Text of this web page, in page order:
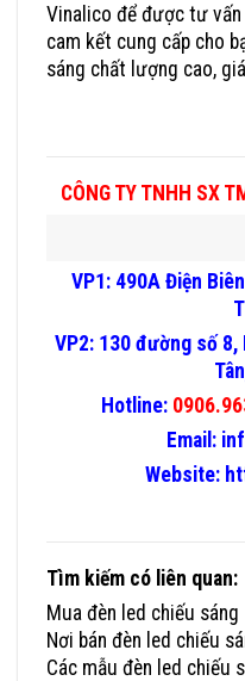
Vinalico để được tư
cam kết cung cấp cho
sáng chất lượng cao,
CÔNG TY TNHH SX
VP1: 490A Điện
VP2: 130 đường số 8,
Hotline:
Email:
Website:
Tìm kiếm có liên quan:
Mua đèn led chiếu sáng
Nơi bán đèn led chiếu
Các mẫu đèn led chiếu